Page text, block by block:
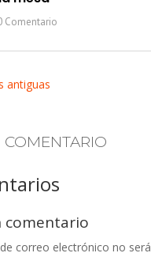
Comentario
antiguas
COMENTARIO
comentario
correo electrónico no será